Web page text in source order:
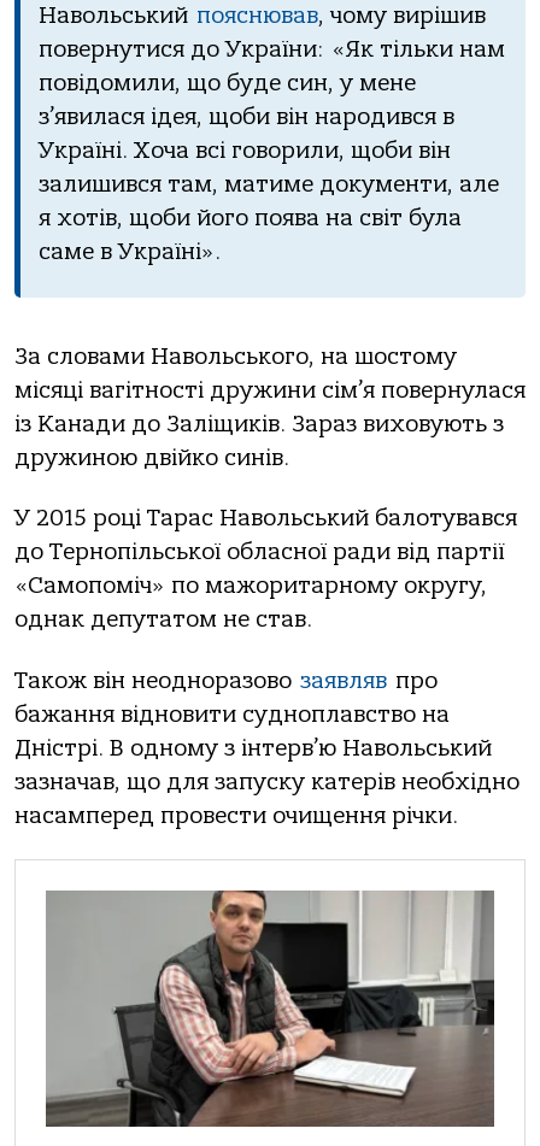
Навольський пояснював, чому вирішив
повернутися до України: «Як тільки нам
повідомили, що буде син, у мене
з’явилася ідея, щоби він народився в
Україні. Хоча всі говорили, щоби він
залишився там, матиме документи, але
я хотів, щоби його поява на світ була
саме в Україні».
За словами Навольського, на шостому
місяці вагітності дружини сім’я повернулася
із Канади до Заліщиків. Зараз виховують з
дружиною двійко синів.
У 2015 році Тарас Навольський балотувався
до Тернопільської обласної ради від партії
«Самопоміч» по мажоритарному округу,
однак депутатом не став.
Також він неодноразово заявляв про
бажання відновити судноплавство на
Дністрі. В одному з інтерв’ю Навольський
зазначав, що для запуску катерів необхідно
насамперед провести очищення річки.